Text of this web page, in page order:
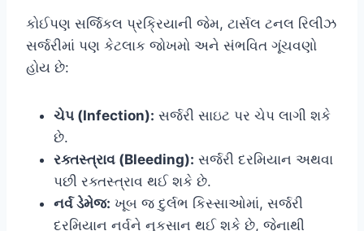
કોઈપણ સર્જિકલ પ્રક્રિયાની જેમ, ટાર્સલ ટનલ રિલીઝ
સર્જરીમાં પણ કેટલાક જોખમો અને સંભવિત ગૂંચવણો
હોય છે:
ચેપ (Infection): સર્જરી સાઇટ પર ચેપ લાગી શકે
છે.
રક્તસ્ત્રાવ (Bleeding): સર્જરી દરમિયાન અથવા
પછી રક્તસ્ત્રાવ થઈ શકે છે.
નર્વ ડેમેજ: ખૂબ જ દુર્લભ કિસ્સાઓમાં, સર્જરી
દરમિયાન નર્વને નુકસાન થઈ શકે છે, જેનાથી